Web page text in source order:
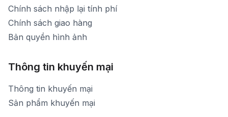
Chính sách nhập lại tính phí
Chính sách giao hàng
Bản quyền hình ảnh
Thông tin khuyến mại
Thông tin khuyến mại
Sản phẩm khuyến mại